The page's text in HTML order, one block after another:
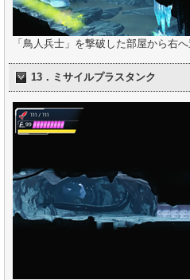
「鳥人兵士」を撃破した部屋から右
13．ミサイルプラスタンク